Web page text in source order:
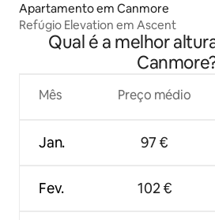
Apartamento em Canmore
Refúgio Elevation em Ascent
Qual é a melhor
Mês
Jan.
Fev.
Preço médio
97 €
102 €